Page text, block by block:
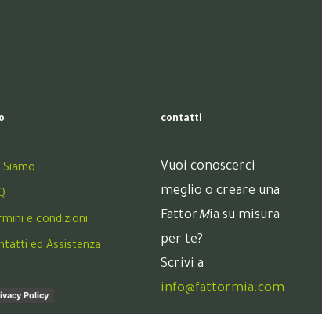
Siamo
e condizioni
ed Assistenza
Policy
contatti
Vuoi conoscerci
meglio o creare una
FattorMia su misura
per te?
Scrivi a
info@fattormia.com